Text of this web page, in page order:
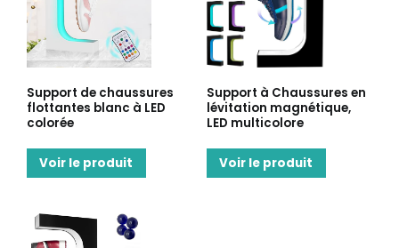
Support de chaussures
flottantes blanc à LED
colorée
Voir le produit
Support à Chaussures en
lévitation magnétique,
LED multicolore
Voir le produit